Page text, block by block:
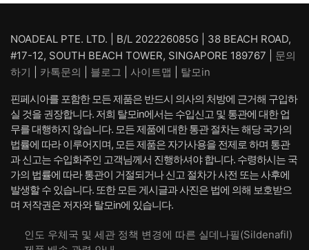
NOADEAL PTE. LTD. | B/L 202226085G | 38 BEACH ROAD,
#17-12, SOUTH BEACH TOWER, SINGAPORE 189767 | 문의
하기
카톡문의 블로그 사이트맵 탈모in
핀페시아를 포함한 모든 제품은 반드시 의사의 처방에 근거해 구입하
실 것을 권장합니다. 저희 탈모in에서는 수입신고 및 통관에 대한 업
무를 대행하지 않습니다. 모든 제품에 대한 통관 절차는 해당 국가의
법률에 따라 이루어지며, 모든 제품은 자가사용을 전제로 하며 통관
과 신고는 수입화주인 고객님께서 진행하셔야 합니다. 수령하시는 국
가의 법률에 따라 통관이 거절되거나 신고 절차가 사전 또는 사후에
발생할 수 있습니다. 또한 모든 게시글과 사진은 법에 의해 보호받으
며 저작권은 저자와 탈모in에 있습니다.
인도 우체국 및 세관 정책 변경에 따른 실데나필(Sildenafil)